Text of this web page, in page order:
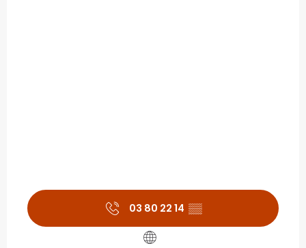
03 80 22 14 ▒▒